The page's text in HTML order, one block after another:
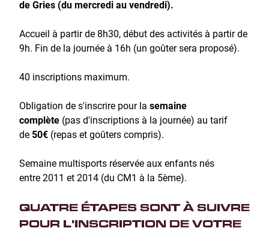
de Gries (du mercredi au vendredi).
Accueil à partir de 8h30, début des activités à partir de
9h. Fin de la journée à 16h (un goûter sera proposé).
40 inscriptions maximum.
Obligation de s'inscrire pour la semaine
complète (pas d'inscriptions à la journée) au tarif
de 50€ (repas et goûters compris).
Semaine multisports réservée aux enfants nés
entre 2011 et 2014 (du CM1 à la 5ème).
QUATRE ÉTAPES SONT À SUIVRE
POUR L'INSCRIPTION DE VOTRE